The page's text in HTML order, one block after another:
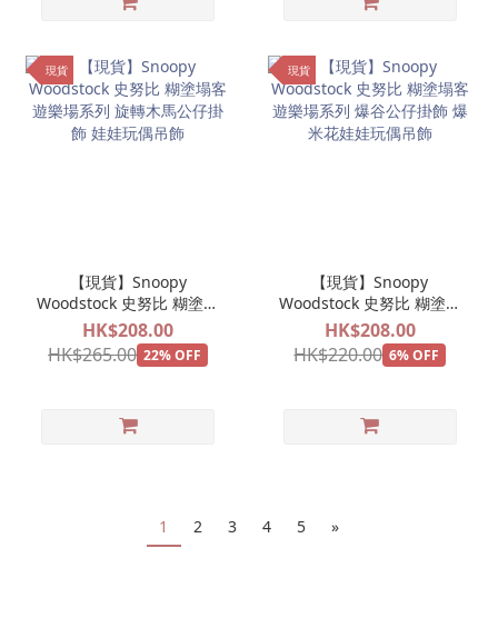
現貨
【現貨】Snoopy
Woodstock 史努比 糊塗塌
客 遊樂場系列 旋轉木馬公
仔掛飾 娃娃玩偶吊飾
HK$208.00
HK$265.00 22% OFF
現貨
【現貨】Snoopy
Woodstock 史努比 糊塗塌
客 遊樂場系列 爆谷公仔掛
飾 爆米花娃娃玩偶吊飾
HK$208.00
HK$220.00 6% OFF
1 2 3 4 5 »